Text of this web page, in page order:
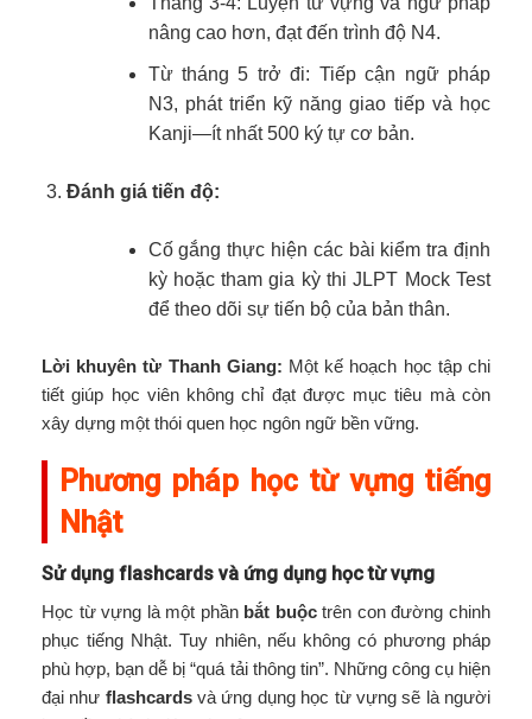
nâng cao hơn, đạt đến trình độ N4.
Từ tháng 5 trở đi: Tiếp cận ngữ pháp
N3, phát triển kỹ năng giao tiếp và học
Kanji—ít nhất 500 ký tự cơ bản.
Đánh giá tiến độ:
Cố gắng thực hiện các bài kiểm tra định
kỳ hoặc tham gia kỳ thi JLPT Mock Test
để theo dõi sự tiến bộ của bản thân.
Lời khuyên từ Thanh Giang: Một kế hoạch học tập chi
tiết giúp học viên không chỉ đạt được mục tiêu mà còn
xây dựng một thói quen học ngôn ngữ bền vững.
Phương pháp học từ vựng tiếng
Nhật
Sử dụng flashcards và ứng dụng học từ vựng
Học từ vựng là một phần bắt buộctrên con đường chinh
phục tiếng Nhật. Tuy nhiên, nếu không có phương pháp
phù hợp, bạn dễ bị “quá tải thông tin”. Những công cụ hiện
đại như flashcardsvà ứng dụng học từ vựng sẽ là người